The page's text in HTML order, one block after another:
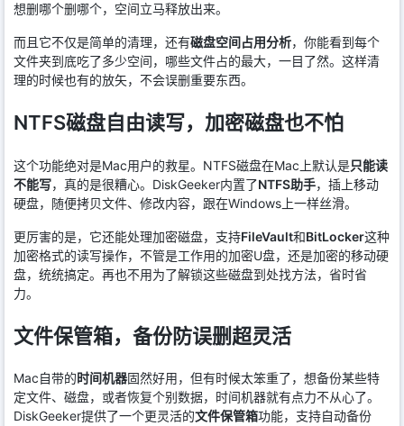
想删哪个删哪个，空间立马释放出来。
而且它不仅是简单的清理，还有磁盘空间占用分析，你能看到每个
文件夹到底吃了多少空间，哪些文件占的最大，一目了然。这样清
理的时候也有的放矢，不会误删重要东西。
NTFS磁盘自由读写，加密磁盘也不怕
这个功能绝对是Mac用户的救星。NTFS磁盘在Mac上默认是只能读
不能写，真的是很糟心。DiskGeeker内置了NTFS助手，插上移动
硬盘，随便拷贝文件、修改内容，跟在Windows上一样丝滑。
更厉害的是，它还能处理加密磁盘，支持FileVault和BitLocker这种
加密格式的读写操作，不管是工作用的加密U盘，还是加密的移动硬
盘，统统搞定。再也不用为了解锁这些磁盘到处找方法，省时省
力。
文件保管箱，备份防误删超灵活
Mac自带的时间机器固然好用，但有时候太笨重了，想备份某些特
定文件、磁盘，或者恢复个别数据，时间机器就有点力不从心了。
DiskGeeker提供了一个更灵活的文件保管箱功能，支持自动备份